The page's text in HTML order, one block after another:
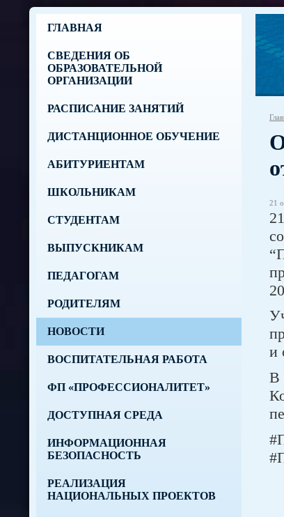
ГЛАВНАЯ
СВЕДЕНИЯ ОБ
ОБРАЗОВАТЕЛЬНОЙ
ОРГАНИЗАЦИИ
РАСПИСАНИЕ ЗАНЯТИЙ
ДИСТАНЦИОННОЕ ОБУЧЕНИЕ
АБИТУРИЕНТАМ
ШКОЛЬНИКАМ
СТУДЕНТАМ
ВЫПУСКНИКАМ
ПЕДАГОГАМ
РОДИТЕЛЯМ
НОВОСТИ
ВОСПИТАТЕЛЬНАЯ РАБОТА
ФП «ПРОФЕССИОНАЛИТЕТ»
ДОСТУПНАЯ СРЕДА
ИНФОРМАЦИОННАЯ
БЕЗОПАСНОСТЬ
РЕАЛИЗАЦИЯ
НАЦИОНАЛЬНЫХ ПРОЕКТОВ
21
и
В